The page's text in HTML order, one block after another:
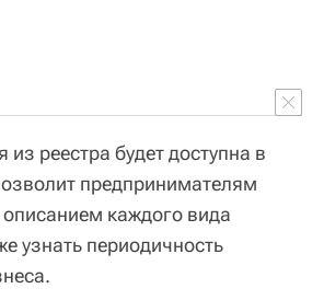
реестра будет доступна в
предпринимателям
каждого вида
узнать периодичность